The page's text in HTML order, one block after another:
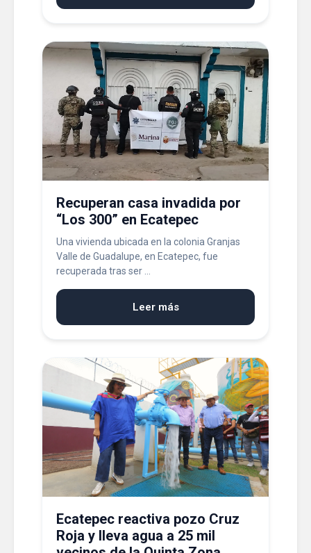
Recuperan casa invadida por
“Los 300” en Ecatepec
Una vivienda ubicada en la colonia Granjas
Valle de Guadalupe, en Ecatepec, fue
recuperada tras ser ...
Leer más
Ecatepec reactiva pozo Cruz
Roja y lleva agua a 25 mil